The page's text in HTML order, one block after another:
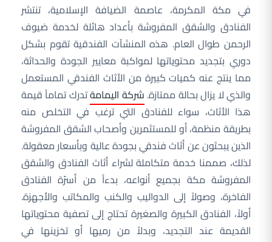
في مكة المكرمة، عاصمة الضيافة الإسلامية، تنتشر
الفنادق والشقق المفروشة بأعداد هائلة لخدمة ضيوف
الرحمن طوال العام. هذه المنشآت الفندقية تقوم بشكل
دوري بتجديد محتوياتها لمواكبة معايير الجودة والحداثة،
مما ينتج عنه كميات كبيرة من الأثاث الفندقي المستعمل
والذي لا يزال بحالة ممتازة. شركة اليمامةتدرك تماماً قيمة
هذا الأثاث، سواء للفنادق التي ترغب في التخلص منه
بطريقة منظمة، أو للمستثمرين وأصحاب الشقق المفروشة
الذين يبحثون عن أثاث فندقي بجودة عالية وبأسعار معقولة.
لذلك، صممنا خدمة متكاملة لشراء أثاث الفنادق والشقق
المفروشة مكة بجميع أنواعه، بدءاً من أسرّة الفنادق
الفاخرة، وصولاً إلى الدواليب والكنب والمكاتب والأجهزة.
أولاً، الفنادق الكبيرة والصغيرة تحتاج إلى تصفية محتوياتها
القديمة عند التجديد، وبدلاً من رميها أو تخزينها في